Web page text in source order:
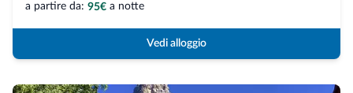
a partire da: 95€ a notte
Vedi alloggio